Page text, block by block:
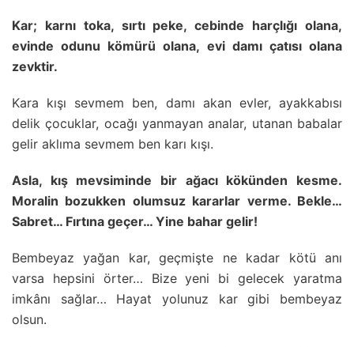
Kar; karnı toka, sırtı peke, cebinde harçlığı olana,
evinde odunu kömürü olana, evi damı çatısı olana
zevktir.
Kara kışı sevmem ben, damı akan evler, ayakkabısı
delik çocuklar, ocağı yanmayan analar, utanan babalar
gelir aklıma sevmem ben karı kışı.
Asla, kış mevsiminde bir ağacı kökünden kesme.
Moralin bozukken olumsuz kararlar verme. Bekle…
Sabret… Fırtına geçer… Yine bahar gelir!
Bembeyaz yağan kar, geçmişte ne kadar kötü anı
varsa hepsini örter… Bize yeni bi gelecek yaratma
imkânı sağlar… Hayat yolunuz kar gibi bembeyaz
olsun.